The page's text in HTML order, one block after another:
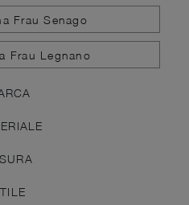
Frau Senago
Frau Legnano